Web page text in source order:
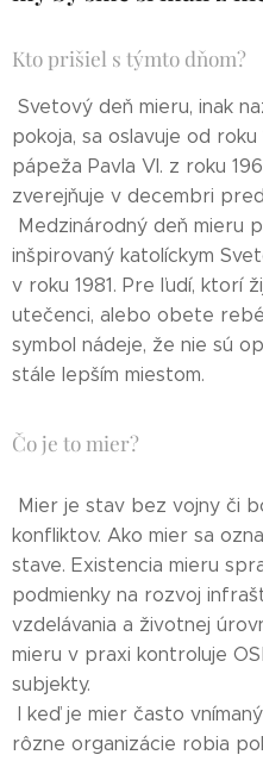
Kto prišiel s týmto dňom?
Svetový deň mieru, inak
pokoja, sa oslavuje od
pápeža Pavla VI. z roku
zverejňuje v decembri
Medzinárodný deň mieru
inšpirovaný katolíckym
v roku 1981. Pre ľudí, ktorí
utečenci, alebo obete
symbol nádeje, že nie sú
stále lepším miestom.
Čo je to mier?
Mier je stav bez vojny či
konfliktov. Ako mier sa
stave. Existencia mieru
podmienky na rozvoj
vzdelávania a životnej
mieru v praxi kontroluje
subjekty.
I keď je mier často
rôzne organizácie robia